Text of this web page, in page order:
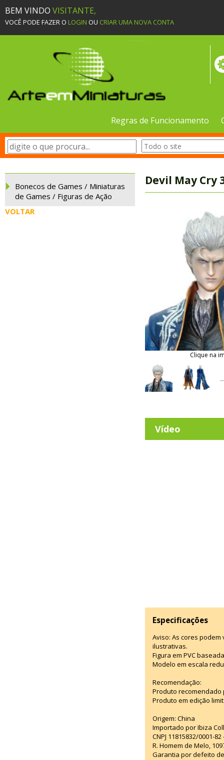
BEM VINDO VISITANTE,
VOCÊ PODE FAZER O LOGIN OU CRIAR UMA NOVA CONTA
Regras de Funcionamento
Bonecos de Games / Miniaturas
de Games / Figuras de Ação
VOLTAR
Devil May Cry
Clique na
Vídeo
Especificações
Aviso: As cores
ilustrativas.
Figura em PVC
Modelo em escala
Recomendação:
Produto recomendado
Produto em edição
Origem: China
Importado por Ibiza
CNPJ 11815832/0001-
R. Homem de Melo,
Garantia por defeito